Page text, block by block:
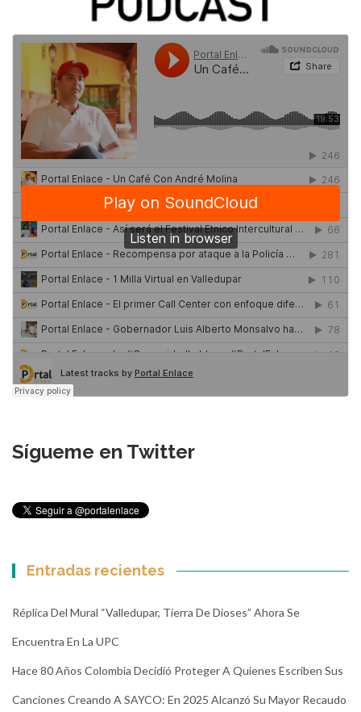
Sígueme en Twitter
Entradas recientes
Réplica Del Mural “Valledupar, Tierra De Dioses” Ahora Se
Encuentra En La UPC
Hace 80 Años Colombia Decidió Proteger A Quienes Escriben Sus
Canciones Creando A SAYCO: En 2025 Alcanzó Su Mayor Recaudo